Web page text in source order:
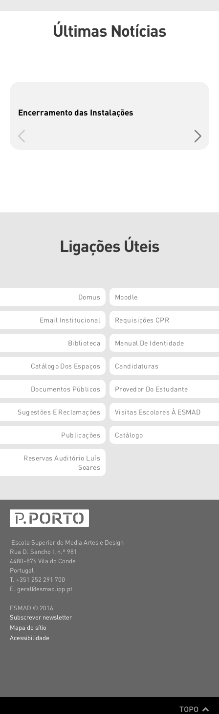
Últimas Notícias
Encerramento das Instalações
Ligações Úteis
Domus Moodle
Email Institucional Requisições CPR
Biblioteca Manual De Identidade
Catálogo Dos Espaços Candidaturas
Documentos Públicos Provedor Do Estudante
Sugestões E Reclamações Visitas Escolares À ESMAD
Publicações Catálogo
Reservas Auditório Luís
Soares
Escola Superior de Media Artes e Design
Rua D. Sancho I, n.º 981
4480-876 Vila do Conde
Portugal
T. +351 252 291 700
E. geral@esmad.ipp.pt
ESMAD © 2016
Subscrever newsletter
Mapa do sítio
Acessibilidade
TOPO